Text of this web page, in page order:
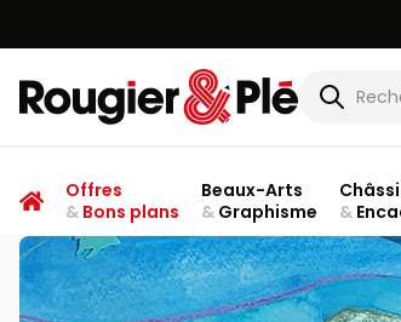
Rougier & Plé
Offres
&Bons plans
Beaux-Arts
&Graphisme
&